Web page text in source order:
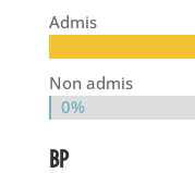
Admis
Non admis
0%
0%
BP